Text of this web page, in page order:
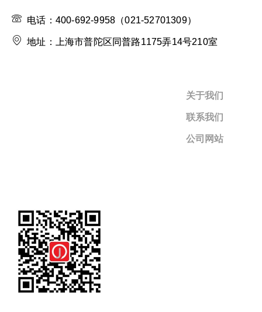
电话：400-692-9958（021-52701309）
地址：上海市普陀区同普路1175弄14号210室
关于我们
联系我们
公司网站